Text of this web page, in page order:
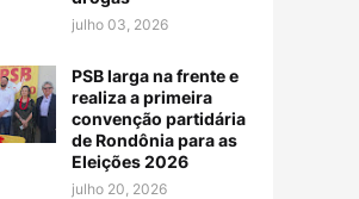
julho 03, 2026
PSB larga na frente e
realiza a primeira
convenção partidária
de Rondônia para as
Eleições 2026
julho 20, 2026